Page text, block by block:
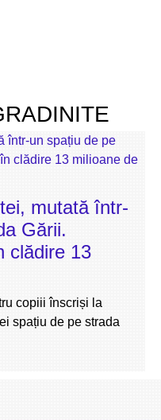
mutată într-
Gării.
clădire 13
copiii înscriși la
spațiu de pe strada